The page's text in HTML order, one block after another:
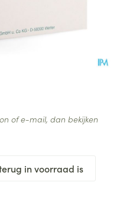
in voorraad is
of e-mail, dan bekijken